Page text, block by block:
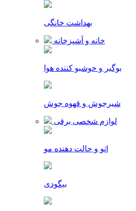
بهداشت خانگی
خانه و آشپزخانه
بوگیر و خوشبو کننده هوا
شیرجوش و قهوه جوش
لوازم شخصی برقی
اتو و حالت دهنده مو
بیگودی